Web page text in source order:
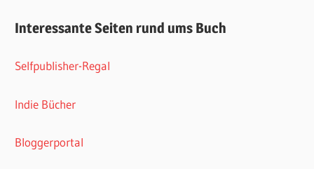
Interessante Seiten rund ums Buch
Selfpublisher-Regal
Indie Bücher
Bloggerportal